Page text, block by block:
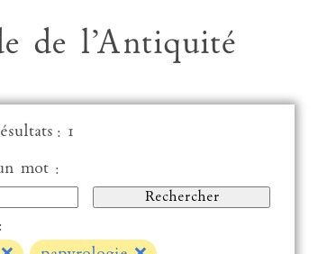
de l’Antiquité
: 1
mot :